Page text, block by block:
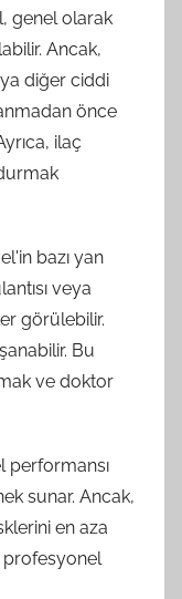
genel olarak
Ancak,
diğer ciddi
önce
ilaç
bazı yan
veya
görülebilir.
Bu
ve doktor
performansı
sunar. Ancak,
en aza
profesyonel